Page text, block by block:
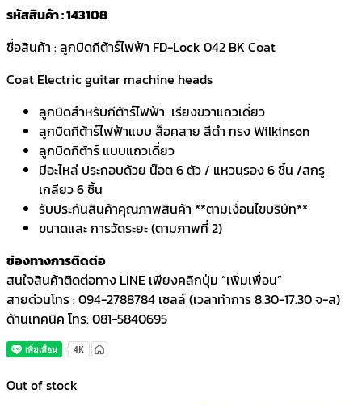
รหัสสินค้า : 143108
ชื่อสินค้า : ลูกบิดกีต้าร์ไฟฟ้า FD-Lock 042 BK Coat
Coat Electric guitar machine heads
ลูกบิดสำหรับกีต้าร์ไฟฟ้า เรียงขวาแถวเดี่ยว
ลูกบิดกีต้าร์ไฟฟ้าแบบ ล็อคสาย สีดำ ทรง Wilkinson
ลูกบิดกีต้าร์ แบบแถวเดี่ยว
มีอะไหล่ ประกอบด้วย น๊อต 6 ตัว / แหวนรอง 6 ชิ้น /สกรู
เกลียว 6 ชิ้น
รับประกันสินค้าคุณภาพสินค้า **ตามเงื่อนไขบริษัท**
ขนาดและ การวัดระยะ (ตามภาพที่ 2)
ช่องทางการติดต่อ
สนใจสินค้าติดต่อทาง LINE เพียงคลิกปุ่ม “เพิ่มเพื่อน”
สายด่วนโทร : 094-2788784 เซลล์ (เวลาทำการ 8.30-17.30 จ-ส)
ด้านเทคนิค โทร: 081-5840695
Out of stock